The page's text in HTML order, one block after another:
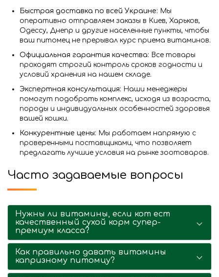
Быстрая доставка по всей Украине: Мы
оперативно отправляем заказы в Киев, Харьков,
Одессу, Днепр и другие населенные пункты, чтобы
ваш питомец не прерывал курс приема витаминов.
Официальная гарантия качества: Все товары
проходят строгий контроль сроков годности и
условий хранения на нашем складе.
Экспертная консультация: Наши менеджеры
помогут подобрать комплекс, исходя из возраста,
породы и индивидуальных особенностей здоровья
вашей кошки.
Конкурентные цены: Мы работаем напрямую с
проверенными поставщиками, что позволяет
предлагать лучшие условия на рынке зоотоваров.
Часто задаваемые вопросы
Нужны ли витамины, если кот ест
качественный сухой корм супер-
премиум класса?
Как правильно давать витамины
капризному питомцу?